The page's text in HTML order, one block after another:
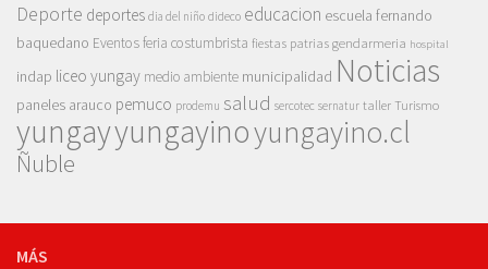
Deporte deportes dia del niño dideco educacion escuela fernando
baquedano Eventosferia costumbrista fiestas patrias gendarmeria hospital
indap liceo yungay medio ambiente municipalidad Noticias
paneles arauco pemuco prodemu salud sercotec sernatur taller Turismo
yungayyungayinoyungayino.cl
Ñuble
MÁS